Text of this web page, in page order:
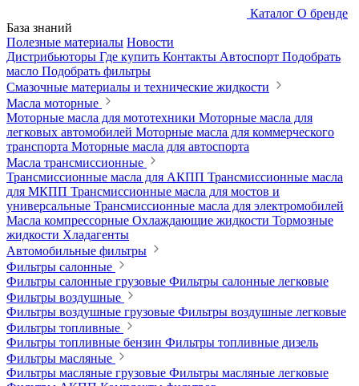
Каталог О бренде
База знаний
Полезные материалы Новости
Дистрибьюторы Где купить Контакты Автоспорт Подобрать
масло Подобрать фильтры
Смазочные материалы и технические жидкости
Масла моторные
Моторные масла для мототехники Моторные масла для
легковых автомобилей Моторные масла для коммерческого
транспорта Моторные масла для автоспорта
Масла трансмиссионные
Трансмиссионные масла для АКПП Трансмиссионные масла
для МКПП Трансмиссионные масла для мостов и
универсальные Трансмиссионные масла для электромобилей
Масла компрессорные Охлаждающие жидкости Тормозные
жидкости Хладагенты
Автомобильные фильтры
Фильтры салонные
Фильтры салонные грузовые Фильтры салонные легковые
Фильтры воздушные
Фильтры воздушные грузовые Фильтры воздушные легковые
Фильтры топливные
Фильтры топливные бензин Фильтры топливные дизель
Фильтры масляные
Фильтры масляные грузовые Фильтры масляные легковые